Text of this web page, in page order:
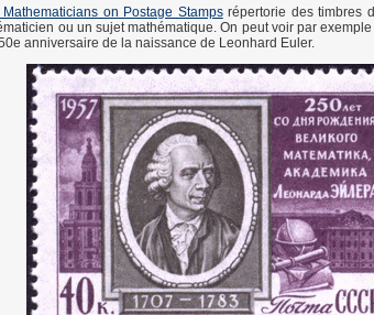
Mathematicians on Postage Stampsrépertorie des timbres
ou un sujet mathématique. On peut voir par
anniversaire de la naissance de Leonhard Euler.